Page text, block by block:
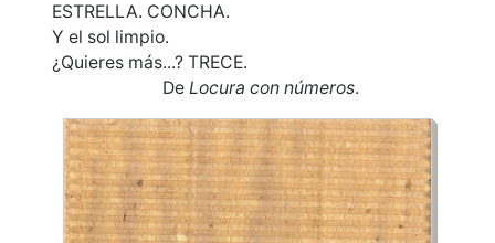
ESTRELLA. CONCHA.
Y el sol limpio.
¿Quieres más...? TRECE.
De Locura con números.